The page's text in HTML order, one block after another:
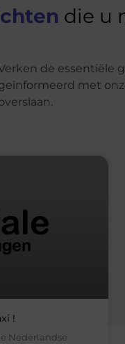
die u
de essentiële
met
!
Nederlandse